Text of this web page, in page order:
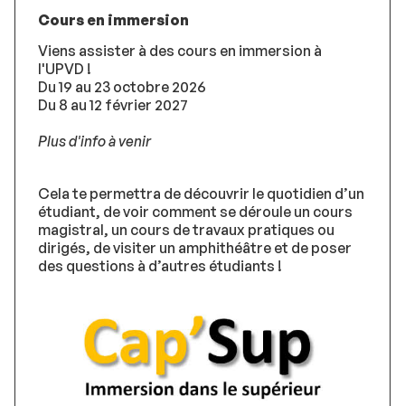
Cours en immersion
Viens assister à des cours en immersion à
l'UPVD !
Du 19 au 23 octobre 2026
Du 8 au 12 février 2027
Plus d'info à venir
Cela te permettra de découvrir le quotidien d’un
étudiant, de voir comment se déroule un cours
magistral, un cours de travaux pratiques ou
dirigés, de visiter un amphithéâtre et de poser
des questions à d’autres étudiants !